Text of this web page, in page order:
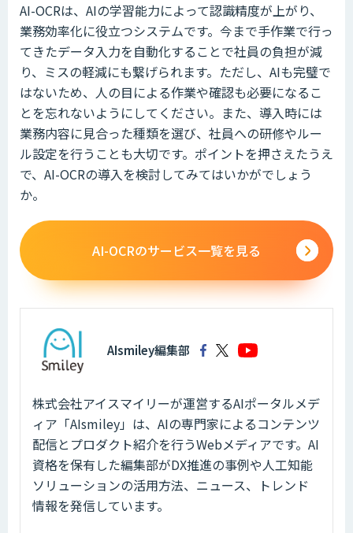
AI-OCRは、AIの学習能力によって認識精度が上がり、
業務効率化に役立つシステムです。今まで手作業で行っ
てきたデータ入力を自動化することで社員の負担が減
り、ミスの軽減にも繋げられます。ただし、AIも完璧で
はないため、人の目による作業や確認も必要になるこ
とを忘れないようにしてください。また、導入時には
業務内容に見合った種類を選び、社員への研修やルー
ル設定を行うことも大切です。ポイントを押さえたうえ
で、AI-OCRの導入を検討してみてはいかがでしょう
か。
AI-OCRのサービス一覧を見る
AIsmiley編集部
株式会社アイスマイリーが運営するAIポータルメデ
ィア「AIsmiley」は、AIの専門家によるコンテンツ
配信とプロダクト紹介を行うWebメディアです。AI
資格を保有した編集部がDX推進の事例や人工知能
ソリューションの活用方法、ニュース、トレンド
情報を発信しています。